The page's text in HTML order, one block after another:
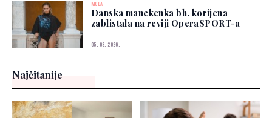
MODA
Danska manekenka bh. korijena
zablistala na reviji OperaSPORT-a
05. 08. 2026.
Najčitanije